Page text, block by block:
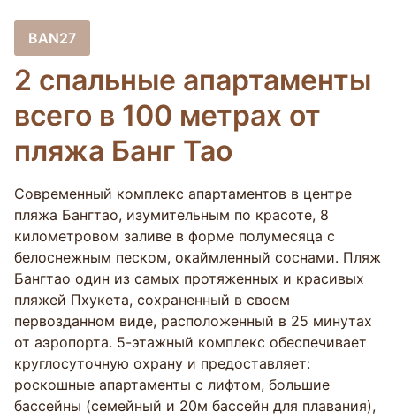
BAN27
2 спальные апартаменты
всего в 100 метрах от
пляжа Банг Тао
Cовременный комплекс апартаментов в центре
пляжа Бангтао, изумительным по красоте, 8
километровом заливе в форме полумесяца с
белоснежным песком, окаймленный соснами. Пляж
Бангтао один из самых протяженных и красивых
пляжей Пхукета, сохраненный в своем
первозданном виде, расположенный в 25 минутах
от аэропорта. 5-этажный комплекс обеспечивает
круглосуточную охрану и предоставляет:
роскошные апартаменты с лифтом, большие
бассейны (семейный и 20м бассейн для плавания),